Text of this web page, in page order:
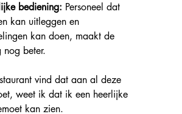
bediening: Personeel dat
kan uitleggen en
kan doen, maakt de
nog beter.
vind dat aan al deze
weet ik dat ik een heerlijke
kan zien.